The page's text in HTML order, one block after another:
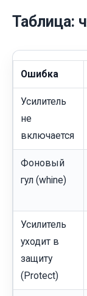
Таблица:
Ошибка
Усилитель
не
включается
Фоновый
гул (whine)
Усилитель
уходит в
защиту
(Protect)